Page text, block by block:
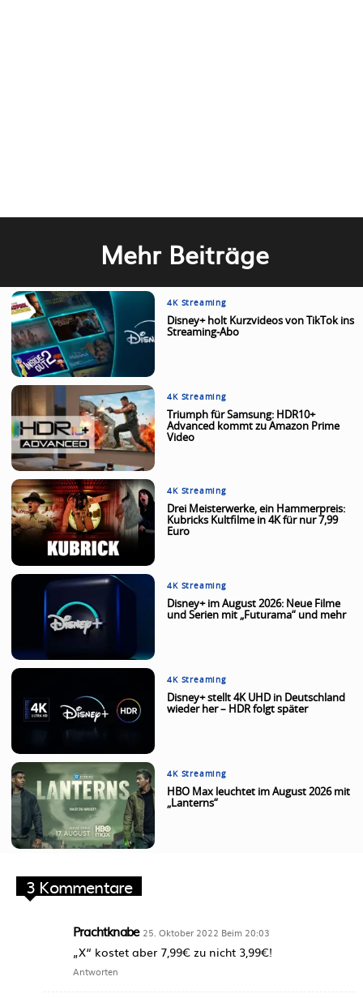
Mehr Beiträge
4K Streaming
Disney+ holt Kurzvideos von TikTok ins
Streaming-Abo
4K Streaming
Triumph für Samsung: HDR10+
Advanced kommt zu Amazon Prime
Video
4K Streaming
Drei Meisterwerke, ein Hammerpreis:
Kubricks Kultfilme in 4K für nur 7,99
Euro
4K Streaming
Disney+ im August 2026: Neue Filme
und Serien mit „Futurama“ und mehr
4K Streaming
Disney+ stellt 4K UHD in Deutschland
wieder her – HDR folgt später
4K Streaming
HBO Max leuchtet im August 2026 mit
„Lanterns“
3 Kommentare
Prachtknabe 25. Oktober 2022 Beim 20:03
„X“ kostet aber 7,99€ zu nicht 3,99€!
Antworten